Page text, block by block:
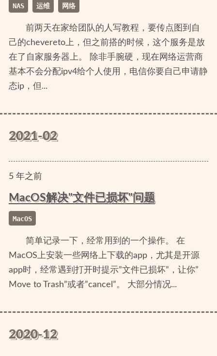
NAS 运维 网络
前两天在家给团队的人写教程，要传点图到自
己的chevereto上，但之前搭的时候，这个服务是放
在了自家服务器上。 除非手腕硬，现在网络运营商
基本不会分配ipv4给个人使用，电信你要自己申请静
态ip，但...
2021-02
5年之前
MacOS解决"文件已损坏"问题
MacOS
简单记录一下，经常用到的一个操作。 在
MacOS上安装一些网络上下载的app，尤其是开源
app时，经常遇到打开时提示”文件已损坏”，让你”
Move to Trash”或者”cancel”。 大部分情况...
2020-12